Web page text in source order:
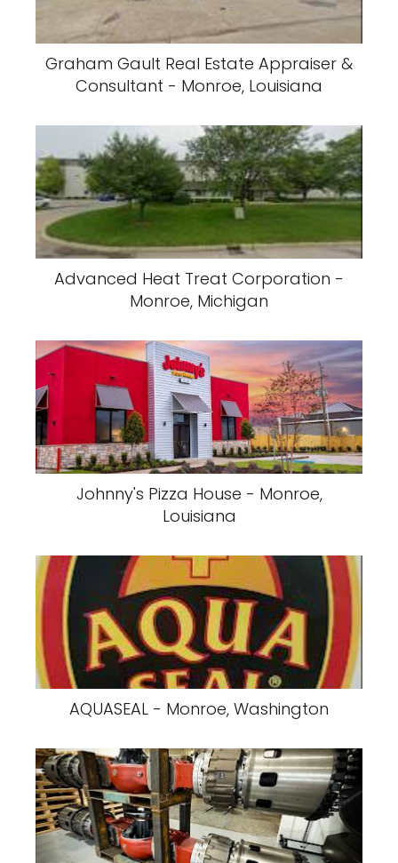
Graham Gault Real Estate Appraiser &
Consultant - Monroe, Louisiana
Advanced Heat Treat Corporation -
Monroe, Michigan
Johnny's Pizza House - Monroe,
Louisiana
AQUASEAL - Monroe, Washington